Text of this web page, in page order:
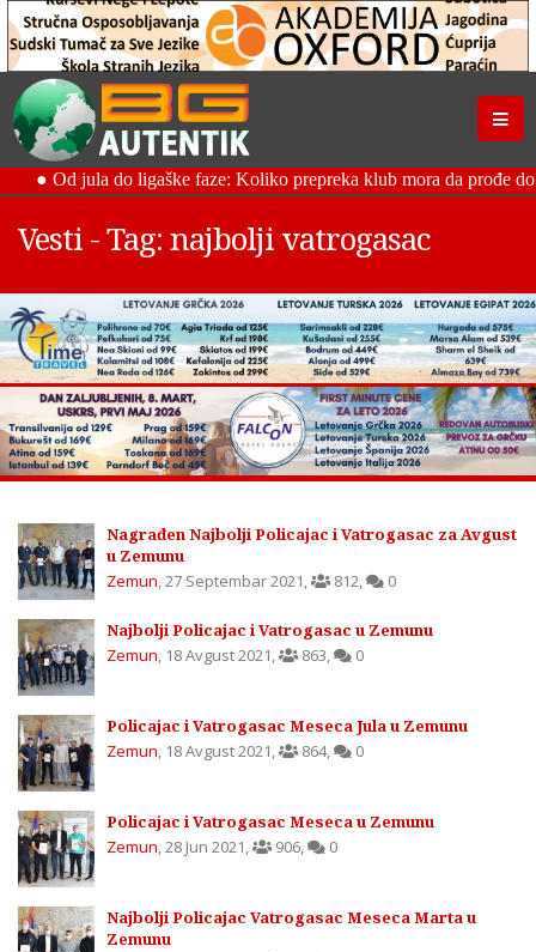
Vesti - Tag: najbolji vatrogasac
Nagrađen Najbolji Policajac i Vatrogasac za Avgust
u Zemunu
Zemun,27 Septembar 2021, 812, 0
Najbolji Policajac i Vatrogasac u Zemunu
Zemun, 18 Avgust 2021, 863, 0
Policajac i Vatrogasac Meseca Jula u Zemunu
Zemun, 18 Avgust 2021, 864, 0
Policajac i Vatrogasac Meseca u Zemunu
Zemun,28 Jun 2021, 906, 0
Najbolji Policajac Vatrogasac Meseca Marta u
Zemunu